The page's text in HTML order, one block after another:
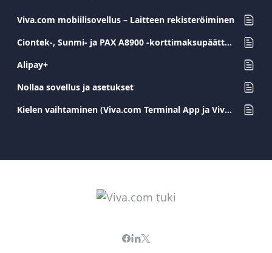
Viva.com mobiilisovellus – Laitteen rekisteröiminen
Ciontek-, Sunmi- ja PAX A8900 -korttimaksupäätteiden aktivointi
Alipay+
Nollaa sovellus ja asetukset
Kielen vaihtaminen (Viva.com Terminal App ja Viva.com Terminal POS)